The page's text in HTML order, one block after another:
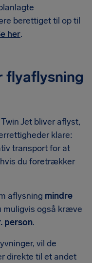
berettiget til op til
her.
flyaflysning
Jet bliver aflyst,
klare:
transport for at
du foretrækker
aflysning mindre
muligvis også kræve
person.
vil de
direkte til et andet